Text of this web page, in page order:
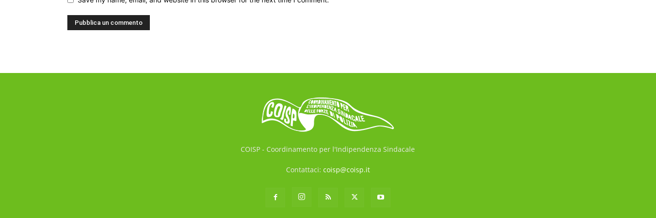
COISP - Coordinamento per l'Indipendenza Sindacale
Contattaci: coisp@coisp.it